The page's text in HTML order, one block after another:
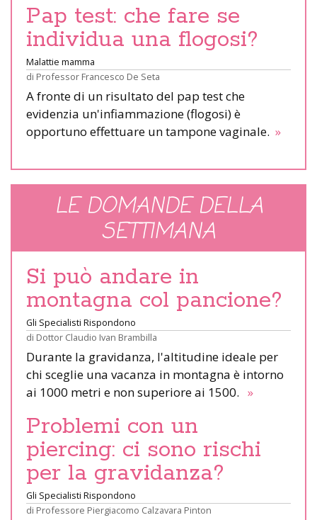
Pap test: che fare se
individua una flogosi?
Malattie mamma
di Professor Francesco De Seta
A fronte di un risultato del pap test che
evidenzia un'infiammazione (flogosi) è
opportuno effettuare un tampone vaginale. »
LE DOMANDE DELLA
SETTIMANA
Si può andare in
montagna col pancione?
Gli Specialisti Rispondono
di Dottor Claudio Ivan Brambilla
Durante la gravidanza, l'altitudine ideale per
chi sceglie una vacanza in montagna è intorno
ai 1000 metri e non superiore ai 1500. »
Problemi con un
piercing: ci sono rischi
per la gravidanza?
Gli Specialisti Rispondono
di Professore Piergiacomo Calzavara Pinton